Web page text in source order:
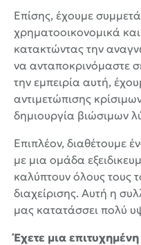
Επίσης, έχουμε
χρηματοοικονομικά
κατακτώντας την
να ανταποκρινόμαστε
την εμπειρία αυτή,
αντιμετώπισης
δημιουργία βιώσιμων
Επιπλέον, διαθέτουμε
με μια ομάδα
καλύπτουν όλους τους
διαχείρισης. Αυτή η
μας κατατάσσει πολύ
Έχετε μια